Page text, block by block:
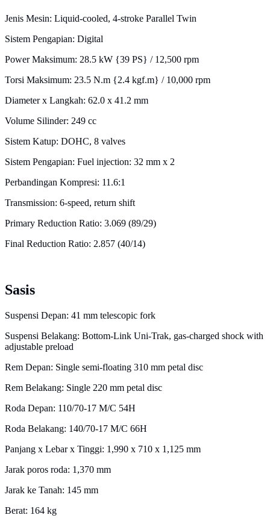
Jenis Mesin: Liquid-cooled, 4-stroke Parallel Twin
Sistem Pengapian: Digital
Power Maksimum: 28.5 kW {39 PS} / 12,500 rpm
Torsi Maksimum: 23.5 N.m {2.4 kgf.m} / 10,000 rpm
Diameter x Langkah: 62.0 x 41.2 mm
Volume Silinder: 249 cc
Sistem Katup: DOHC, 8 valves
Sistem Pengapian: Fuel injection: 32 mm x 2
Perbandingan Kompresi: 11.6:1
Transmission: 6-speed, return shift
Primary Reduction Ratio: 3.069 (89/29)
Final Reduction Ratio: 2.857 (40/14)
Sasis
Suspensi Depan: 41 mm telescopic fork
Suspensi Belakang: Bottom-Link Uni-Trak, gas-charged shock with
adjustable preload
Rem Depan: Single semi-floating 310 mm petal disc
Rem Belakang: Single 220 mm petal disc
Roda Depan: 110/70-17 M/C 54H
Roda Belakang: 140/70-17 M/C 66H
Panjang x Lebar x Tinggi: 1,990 x 710 x 1,125 mm
Jarak poros roda: 1,370 mm
Jarak ke Tanah: 145 mm
Berat: 164 kg